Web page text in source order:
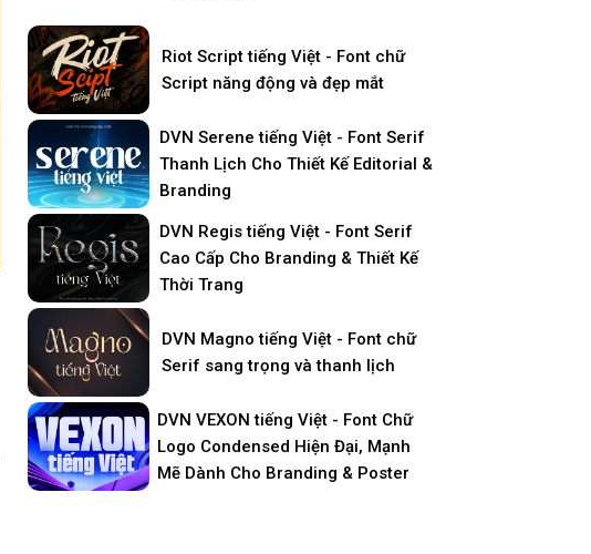
Riot Script tiếng Việt - Font chữ
Script năng động và đẹp mắt
DVN Serene tiếng Việt - Font Serif
Thanh Lịch Cho Thiết Kế Editorial &
Branding
DVN Regis tiếng Việt - Font Serif
Cao Cấp Cho Branding & Thiết Kế
Thời Trang
DVN Magno tiếng Việt - Font chữ
Serif sang trọng và thanh lịch
DVN VEXON tiếng Việt - Font Chữ
Logo Condensed Hiện Đại, Mạnh
Mẽ Dành Cho Branding & Poster